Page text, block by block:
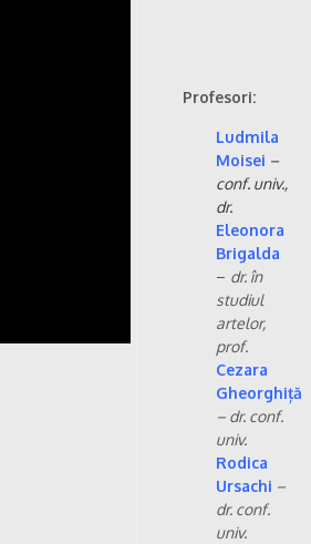
Profesori:
Ludmila
Moisei –
conf. univ.,
dr.
Eleonora
Brigalda
– dr. în
studiul
artelor,
prof.
Cezara
Gheorghiță
– dr. conf.
univ.
Rodica
Ursachi –
dr. conf.
univ.